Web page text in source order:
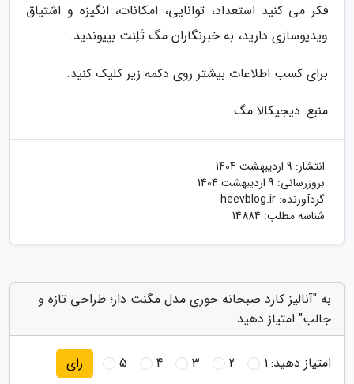
فکر می کنید استعداد، توانایی، امکانات، انگیزه و اشتیاق
ویدیوسازی دارید، به خبرنگاران مگ تَلِنت بپیوندید.
برای کسب اطلاعات بیشتر روی دکمه زیر کلیک کنید.
منبع: دیجیکالا مگ
انتشار: 9 اردیبهشت 1404
بروزرسانی: 9 اردیبهشت 1404
گردآورنده: heevblog.ir
شناسه مطلب: 14884
به "آنالیز کارد صبحانه خوری مدل مگنت دار؛ طراحی تازه و
جالب" امتیاز دهید
امتیاز دهید:1
2
3
4
5 رای